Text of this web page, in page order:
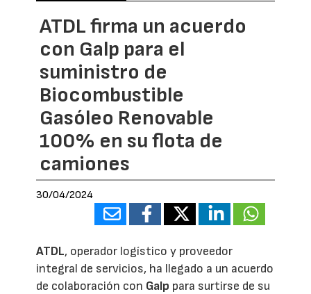
ATDL firma un acuerdo
con Galp para el
suministro de
Biocombustible
Gasóleo Renovable
100% en su flota de
camiones
30/04/2024
ATDL, operador logístico y proveedor
integral de servicios, ha llegado a un acuerdo
de colaboración con Galp para surtirse de su